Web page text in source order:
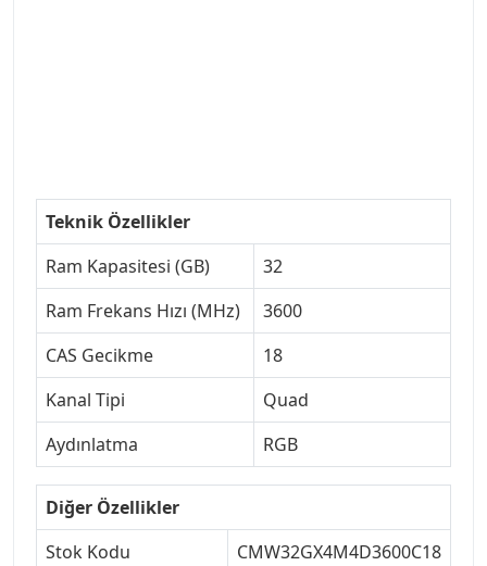
Teknik Özellikler
Ram Kapasitesi (GB)
32
Ram Frekans Hızı (MHz)
3600
CAS Gecikme
18
Kanal Tipi
Quad
Aydınlatma
RGB
Diğer Özellikler
Stok Kodu
CMW32GX4M4D3600C18